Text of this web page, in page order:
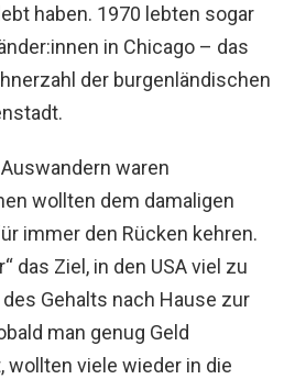
haben. 1970 lebten sogar
in Chicago – das
der burgenländischen
waren
wollten dem damaligen
immer den Rücken kehren.
das Ziel, in den USA viel zu
Gehalts nach Hause zur
man genug Geld
viele wieder in die